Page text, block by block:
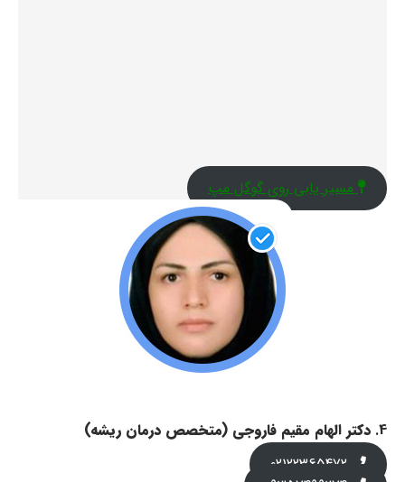
مسیر یابی روی گوگل مپ
4. دکتر الهام مقیم فاروجی (متخصص درمان ریشه)